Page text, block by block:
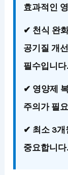
효과적인
✔ 천식 완
공기질 개
필수입니다.
✔ 영양제
주의 가 필
✔ 최소3개
중요합니다.